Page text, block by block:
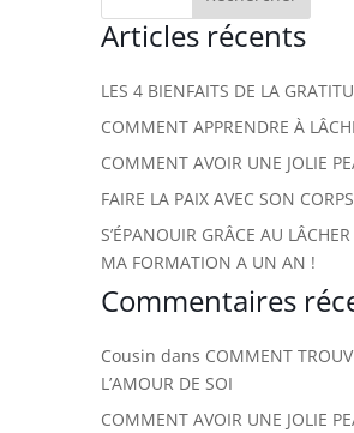
Articles récents
LES 4 BIENFAITS DE LA
COMMENT APPRENDRE À
COMMENT AVOIR UNE JOLIE
FAIRE LA PAIX AVEC SON CORPS
S’ÉPANOUIR GRÂCE AU
MA FORMATION A UN AN !
Commentaires
Cousin dans COMMENT
L’AMOUR DE SOI
COMMENT AVOIR UNE JOLIE